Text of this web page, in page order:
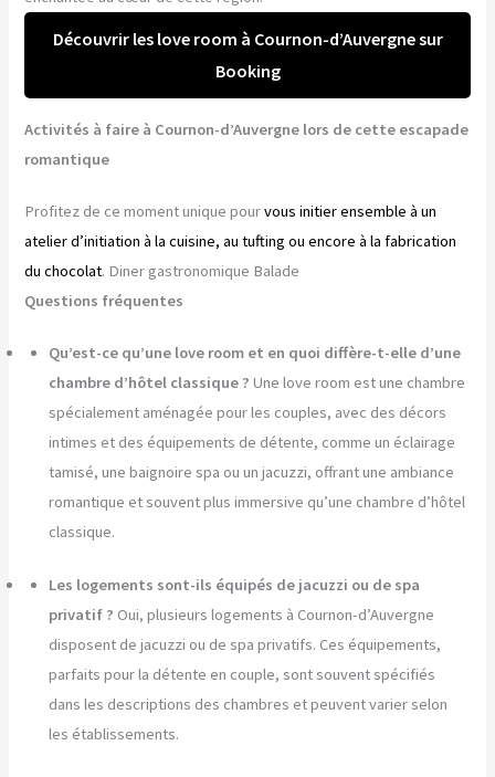
Découvrir les love room à Cournon-d’Auvergne sur
Booking
Activités à faire à Cournon-d’Auvergne lors de cette escapade
romantique
Profitez de ce moment unique pourvous initier ensemble à un
atelier d’initiation à la cuisine, au tufting ou encore à la fabrication
du chocolat. Diner gastronomique Balade
Questions fréquentes
Qu’est-ce qu’une love room et en quoi diffère-t-elle d’une
chambre d’hôtel classique ? Une love room est une chambre
spécialement aménagée pour les couples, avec des décors
intimes et des équipements de détente, comme un éclairage
tamisé, une baignoire spa ou un jacuzzi, offrant une ambiance
romantique et souvent plus immersive qu’une chambre d’hôtel
classique.
Les logements sont-ils équipés de jacuzzi ou de spa
privatif ? Oui, plusieurs logements à Cournon-d’Auvergne
disposent de jacuzzi ou de spa privatifs. Ces équipements,
parfaits pour la détente en couple, sont souvent spécifiés
dans les descriptions des chambres et peuvent varier selon
les établissements.